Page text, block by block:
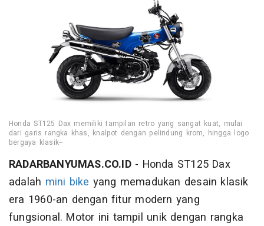
Honda ST125 Dax memiliki tampilan retro yang sangat kuat, mulai
dari garis rangka khas, knalpot dengan pelindung krom, hingga logo
bergaya klasik--
RADARBANYUMAS.CO.ID- Honda ST125 Dax
adalah mini bike yang memadukan desain klasik
era 1960-an dengan fitur modern yang
fungsional. Motor ini tampil unik dengan rangka